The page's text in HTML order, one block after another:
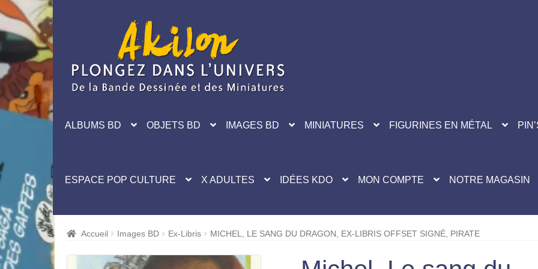
navigation
ALBUMS BD OBJETS BD IMAGES BD MINIATURES FIGURINES EN MÉTAL
ESPACE POP CULTURE X ADULTES IDÉES KDO MON COMPTE NOTRE MAGASIN
Accueil Images BD Ex-Libris MICHEL, LE SANG DU DRAGON, EX-LIBRIS OFFSET SIGNÉ, PIRATE